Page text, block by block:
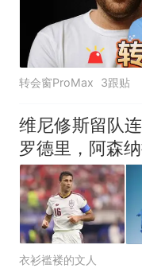
转会窗ProMax 3跟贴
维尼修斯留队
罗德里，阿森
衣衫褴褛的文人